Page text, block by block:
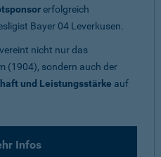
erfolgreich
Bayer 04 Leverkusen.
nicht nur das
(1904), sondern auch der
und Leistungsstärke auf
Infos